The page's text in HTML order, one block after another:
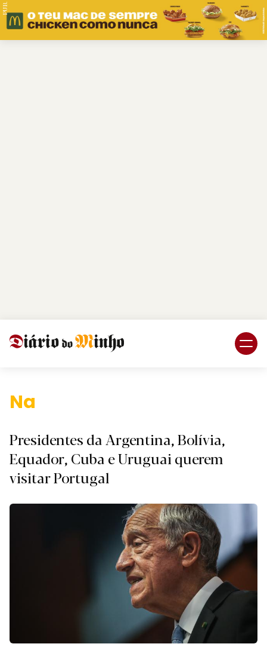
PUB.
Nacional.
Presidentes da Argentina, Bolívia,
Equador, Cuba e Uruguai querem
visitar Portugal